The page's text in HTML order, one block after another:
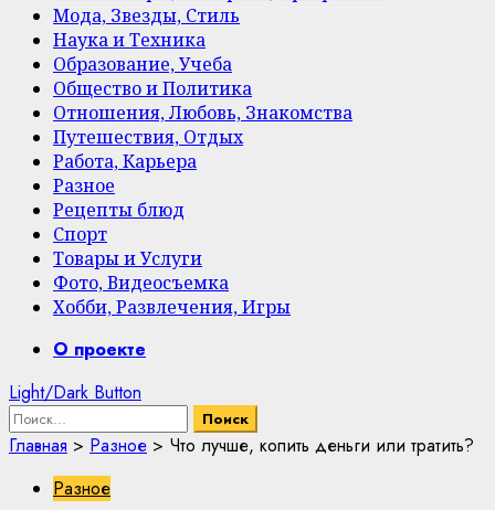
Мода, Звезды, Стиль
Наука и Техника
Образование, Учеба
Общество и Политика
Отношения, Любовь, Знакомства
Путешествия, Отдых
Работа, Карьера
Разное
Рецепты блюд
Спорт
Товары и Услуги
Фото, Видеосъемка
Хобби, Развлечения, Игры
PrimaryО проекте
Light/Dark Button
Найти:
Главная > Разное > Что лучше, копить деньги или тратить?
Разное